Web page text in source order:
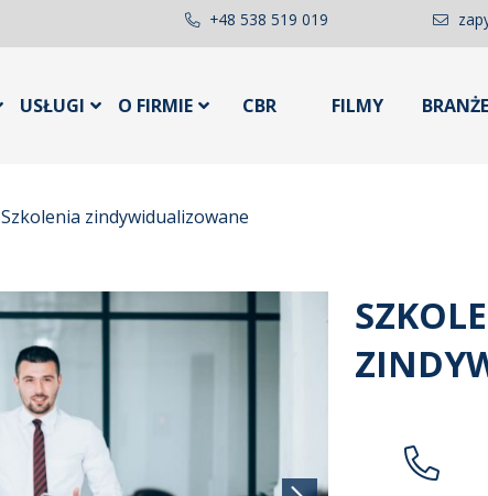
+48 538 519 019
USŁUGI O FIRMIE CBR FILMY BRANŻE
Szkolenia zindywidualizowane